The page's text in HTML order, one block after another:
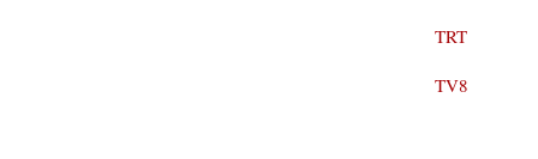
TRT
TV8